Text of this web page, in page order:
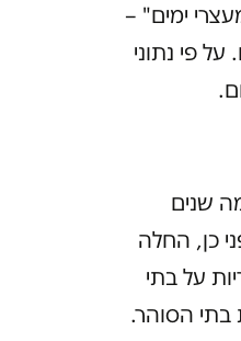
ימים" –
פי נתוני
שנים
כן, החלה
על בתי
בתי הסוהר.